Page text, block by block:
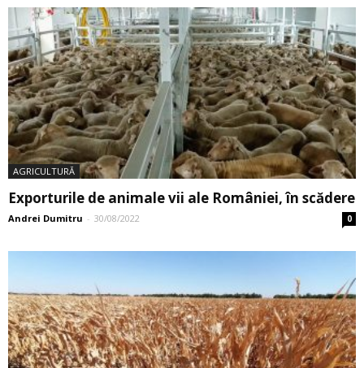
AGRICULTURĂ
Exporturile de animale vii ale României, în scădere
Andrei Dumitru - 30/08/2022 0